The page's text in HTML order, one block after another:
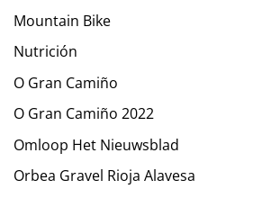
Mountain Bike
Nutrición
O Gran Camiño
O Gran Camiño 2022
Omloop Het Nieuwsblad
Orbea Gravel Rioja Alavesa